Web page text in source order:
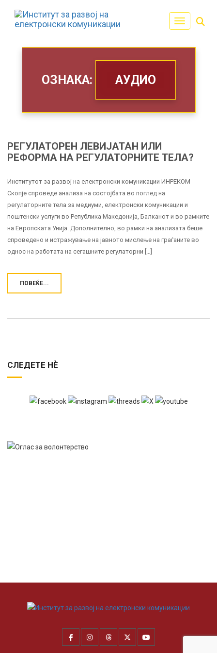
Toggle
ОЗНАКА: АУДИО
РЕГУЛАТОРЕН ЛЕВИЈАТАН ИЛИ
РЕФОРМА НА РЕГУЛАТОРНИТЕ ТЕЛА?
Институтот за развој на електронски комуникации ИНРЕКОМ
Скопје спроведе анализа на состојбата во поглед на
регулаторните тела за медиуми, електронски комуникации и
поштенски услуги во Република Македонија, Балканот и во рамките
на Европската Унија. Дополнително, во рамки на анализата беше
спроведено и истражување на јавното мислење на граѓаните во
однос на работата на сегашните регулаторни […]
ПОВЕЌЕ...
СЛЕДЕТЕ НЀ